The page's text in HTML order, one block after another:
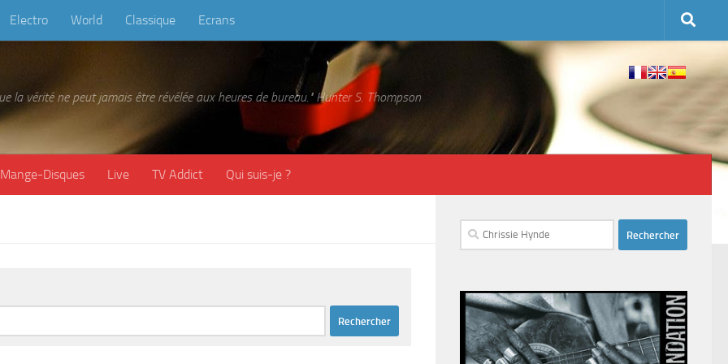
Electro World Classique Ecrans
la vérité ne peut jamais être révélée aux heures de bureau." Hunter S. Thompson
Mange-Disques Live TV Addict Qui suis-je ?
Rechercher :